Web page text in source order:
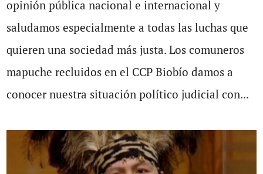
opinión pública nacional e internacional y
saludamos especialmente a todas las luchas que
quieren una sociedad más justa. Los comuneros
mapuche recluidos en el CCP Biobío damos a
conocer nuestra situación político judicial con...